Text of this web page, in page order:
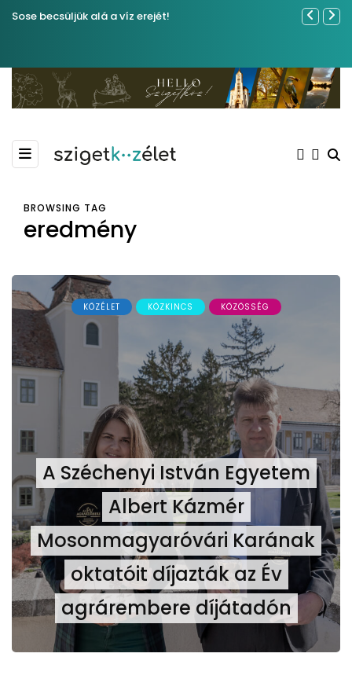
Sose becsüljük alá a víz erejét!
Közel
BROWSING TAG
eredmény
KÖZÉLET KÖZKINCS KÖZÖSSÉG
A Széchenyi István Egyetem
Albert Kázmér
Mosonmagyaróvári Karának
oktatóit díjazták az Év
agrárembere díjátadón